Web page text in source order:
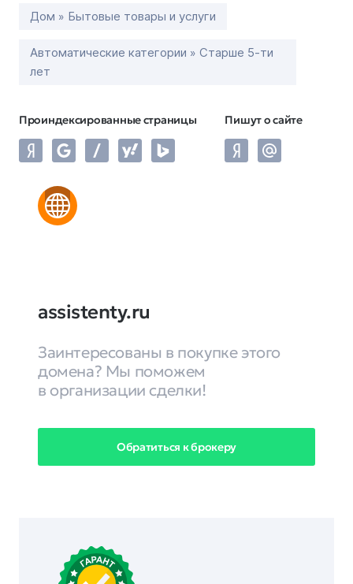
Дом » Бытовые товары и услуги
Автоматические категории » Старше 5-ти
лет
Проиндексированные страницы Пишут о сайте
assistenty.ru
Заинтересованы в покупке этого
домена? Мы поможем
в организации сделки!
Обратиться к брокеру